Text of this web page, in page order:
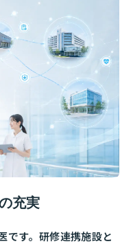
充実
です。研修連携施設と